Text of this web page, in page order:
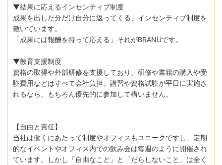
▼結果に応えるインセンティブ制度
成果を出した分だけ自分に返ってくる、インセンティブ制度を
敷いています。
「成果には報酬を持って応える」それがBRANUです。
▼教育支援制度
資格の取得や外部研修を支援しており、研修や書籍の購入や受
験費用などはすべて会社負担。講習や資格試験が平日に実施さ
れるなら、もちろん優先的に参加して構いません。
【自由と責任】
当社は働くにあたって制度やオフィスもユニークですし、定期
的なイベントやオフィス内での飲み会は毎週のように開催され
ています。しかし「自由なこと」と「だらしないこと」は全く